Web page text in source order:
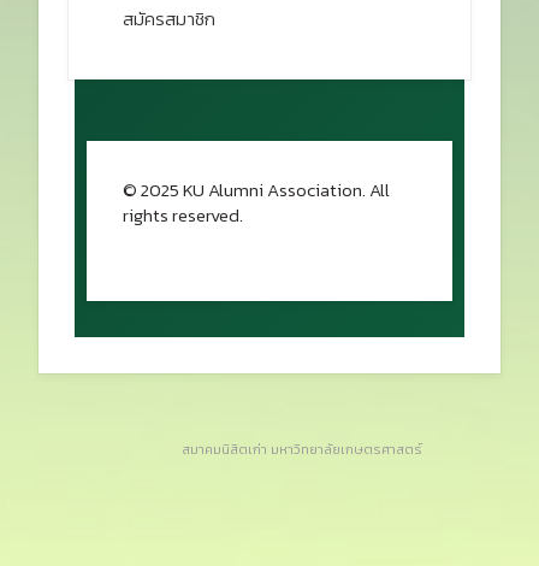
สมัครสมาชิก
© 2025 KU Alumni Association. All
rights reserved.
สมาคมนิสิตเก่า มหาวิทยาลัยเกษตรศาสตร์